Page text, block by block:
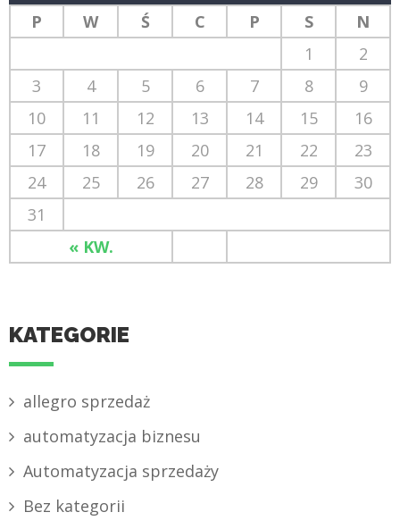
P
W Ś C P S N
« KW.
1
2
3
4 5 6 7 8
9
10
11 12 13 14 15
16
17
18 19 20 21 22
23
24
25 26 27 28 29
30
31
KATEGORIE
allegro sprzedaż
automatyzacja biznesu
Automatyzacja sprzedaży
Bez kategorii